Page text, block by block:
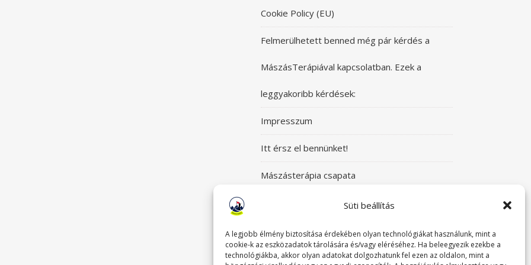
Süti beállítás
A legjobb élmény biztosítása érdekében olyan technológiákat használunk, mint a
cookie-k az eszközadatok tárolására és/vagy eléréséhez. Ha beleegyezik ezekbe a
technológiákba, akkor olyan adatokat dolgozhatunk fel ezen az oldalon, mint a
Cookie Policy (EU)
Felmerülhetett benned még pár kérdés a
MászásTerápiával kapcsolatban. Ezek a
leggyakoribb kérdések:
Impresszum
Itt érsz el bennünket!
Mászásterápia csapata
Szeretettel üdvözlünk a Mászásterápia oldalán!
Gyere, nézz körül!
TABUDÖNTÖGETŐ MászásTerápia